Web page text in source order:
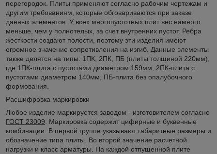
перегородок. Плиты применяют согласно рабочим чертежам и
другим требованиям, которые обговариваются при заказе
данных элементов. У всех многопустотных плит вес намного
меньше, чем у полнотелых, за счет внутренних пустот. Ребра
жесткости создают полости, поэтому эти изделия имеют
огромное значение сопротивления на изгиб. Данные элементы
также делятся на типы: 1ПК, 2ПК, ПБ (плиты толщиной 220мм),
где 1ПК-плита с пустотами диаметром 159мм, 2ПК-плита с
пустотами диаметром 140мм, ПБ-плита без опалубочного
формования.
Расшифровка маркировки
Любое изделие маркируется заводом - изготовителем согласно
ГОСТ 23009. Маркировка содержит цифирные и буквенные
комбинации. В первой группе указывают габаритные размеры и
обозначение типа плиты. Во второй значение расчетной
нагрузки и класс арматуры. На каждой отпущенной плите